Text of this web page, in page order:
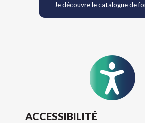
Je découvre le catalogue de
ACCESSIBILITÉ